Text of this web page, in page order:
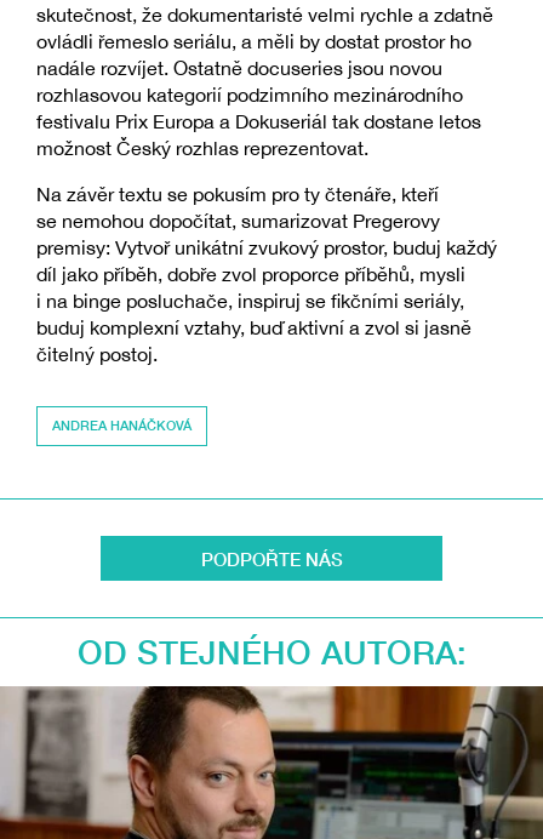
skutečnost, že dokumentaristé velmi rychle a zdatně
ovládli řemeslo seriálu, a měli by dostat prostor ho
nadále rozvíjet. Ostatně docuseries jsou novou
rozhlasovou kategorií podzimního mezinárodního
festivalu Prix Europa a Dokuseriál tak dostane letos
možnost Český rozhlas reprezentovat.
Na závěr textu se pokusím pro ty čtenáře, kteří
se nemohou dopočítat, sumarizovat Pregerovy
premisy: Vytvoř unikátní zvukový prostor, buduj každý
díl jako příběh, dobře zvol proporce příběhů, mysli
i na binge posluchače, inspiruj se fikčními seriály,
buduj komplexní vztahy, buď aktivní a zvol si jasně
čitelný postoj.
ANDREA HANÁČKOVÁ
PODPOŘTE NÁS
OD STEJNÉHO AUTORA: